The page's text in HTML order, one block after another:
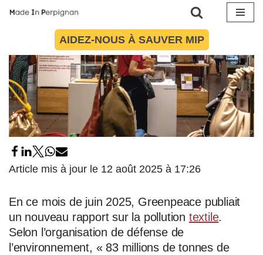
contenu
AIDEZ-NOUS À SAUVER MIP
Article mis à jour le 12 août 2025 à 17:26
En ce mois de juin 2025, Greenpeace publiait
un nouveau rapport sur la pollution textile.
Selon l’organisation de défense de
l’environnement, « 83 millions de tonnes de